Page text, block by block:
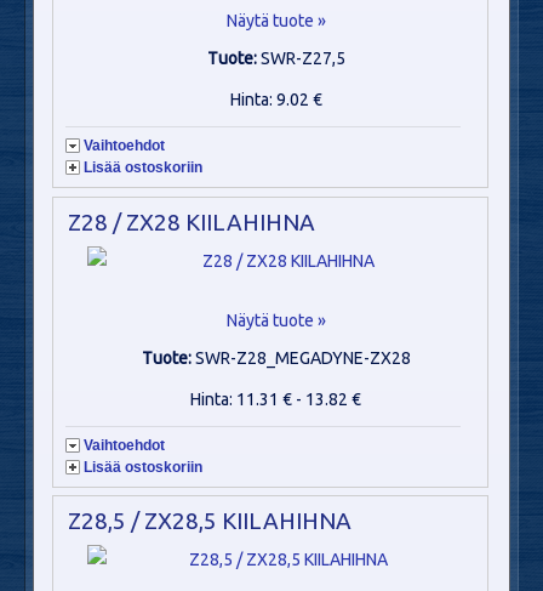
Näytä tuote »
Tuote:SWR-Z27,5
Hinta: 9.02 €
Vaihtoehdot
Lisää ostoskoriin
Z28 / ZX28 KIILAHIHNA
Näytä tuote »
Tuote:SWR-Z28_MEGADYNE-ZX28
Hinta: 11.31 € - 13.82 €
Vaihtoehdot
Lisää ostoskoriin
Z28,5 / ZX28,5 KIILAHIHNA